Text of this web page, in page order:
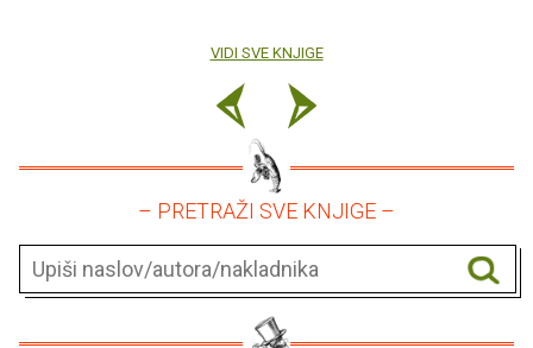
VIDI SVE KNJIGE
– PRETRAŽI SVE KNJIGE –